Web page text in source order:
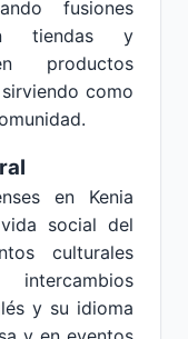
fusiones
tiendas y
productos
como
en Kenia
social del
culturales
y su idioma